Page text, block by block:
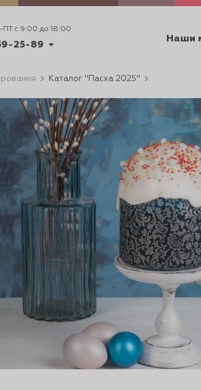
с 9:00 до 18:00
25-89
739-62-70
739-25-89
Время работы
ПН-ПТ с 9:00 до 18:00
Наши
ИДЕИ
ДЕКОРИРОВАНИЯ
Каталог "Пасха 2025"